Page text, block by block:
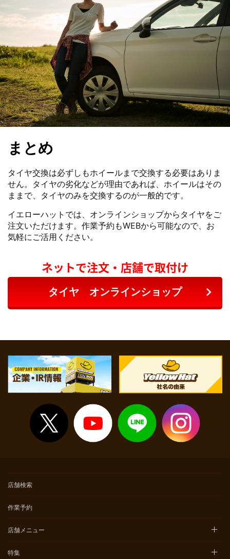
まとめ
タイヤ交換は必ずしもホイールまで交換する必要はありま
せん。タイヤの劣化などが理由であれば、ホイールはその
ままで、タイヤのみを交換するのが一般的です。
イエローハットでは、オンラインショップからタイヤをご
注文いただけます。作業予約もWEBから可能なので、お
気軽にご活用ください。
ネットで注文・店舗で取付け
タイヤ オンラインショップ
店舗検索
作業予約
店舗メニュー
特集